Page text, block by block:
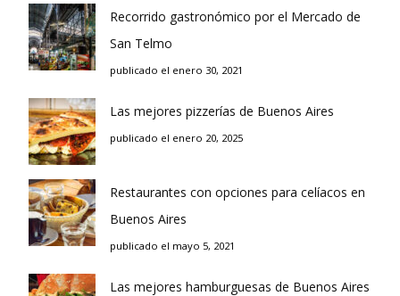
Recorrido gastronómico por el Mercado de
San Telmo
publicado el enero 30, 2021
Las mejores pizzerías de Buenos Aires
publicado el enero 20, 2025
Restaurantes con opciones para celíacos en
Buenos Aires
publicado el mayo 5, 2021
Las mejores hamburguesas de Buenos Aires